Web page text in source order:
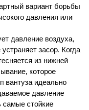
вариант борьбы
давления или
давление воздуха,
засор. Когда
из нижней
которое
вантуза идеально
давление
самые стойкие